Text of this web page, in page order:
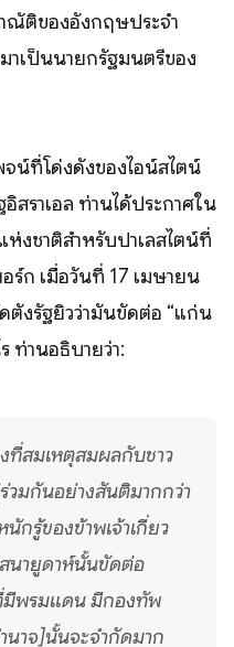
ณัติของอังกฤษประจำ
าเป็นนายกรัฐมนตรีของ
น์ที่โด่งดังของไอน์สไตน์
สราเอล ท่านได้ประกาศใน
งชาติสำหรับปาเลสไตน์ที่
ก เมื่อวันที่ 17 เมษายน
ตั้งรัฐยิวว่ามันขัดต่อ “แก่น
ท่านอธิบายว่า:
ที่สมเหตุสมผลกับชาว
วมกันอย่างสันติมากกว่า
นักรู้ของข้าพเจ้าเกี่ยว
นายูดาห์นั้นขัดต่อ
มีพรมแดน มีกองทัพ
นาจ]นั้นจะจำกัดมาก